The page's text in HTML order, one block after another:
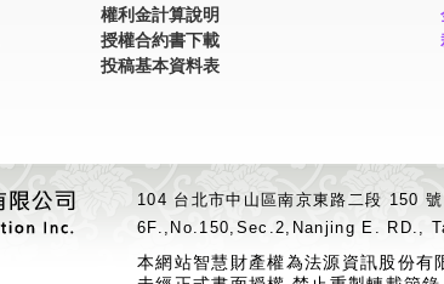
權利金計算說明
授權合約書下載
投稿基本資料表
104 台北市中山區南京東路二段 150
6F.,No.150,Sec.2,Nanjing E. RD.,
本網站智慧財產權為法源資訊股份有